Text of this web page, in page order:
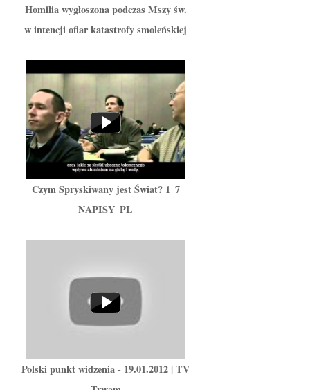
Homilia wygłoszona podczas Mszy św.
w intencji ofiar katastrofy smoleńskiej
Czym Spryskiwany jest Świat? 1_7
NAPISY_PL
Polski punkt widzenia - 19.01.2012 | TV